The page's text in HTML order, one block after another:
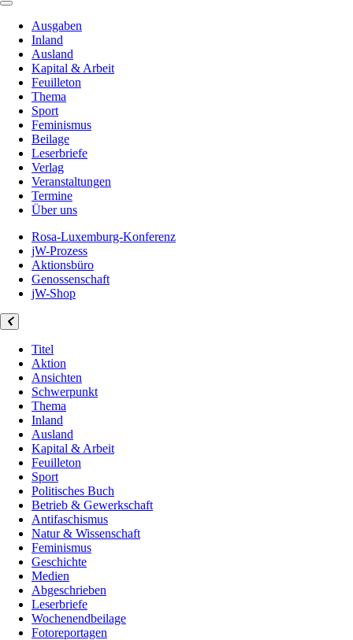
Ausgaben
Inland
Ausland
Kapital & Arbeit
Feuilleton
Thema
Sport
Feminismus
Beilage
Leserbriefe
Verlag
Veranstaltungen
Termine
Über uns
Rosa-Luxemburg-Konferenz
jW-Prozess
Aktionsbüro
Genossenschaft
jW-Shop
Titel
Aktion
Ansichten
Schwerpunkt
Thema
Inland
Ausland
Kapital & Arbeit
Feuilleton
Sport
Politisches Buch
Betrieb & Gewerkschaft
Antifaschismus
Natur & Wissenschaft
Feminismus
Geschichte
Medien
Abgeschrieben
Leserbriefe
Wochenendbeilage
Fotoreportagen